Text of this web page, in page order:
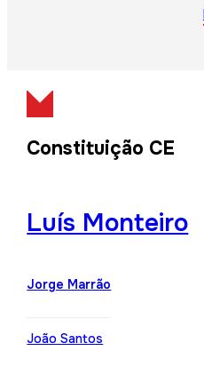
Constituição CE
Luís Monteiro
Jorge Marrão
João Santos